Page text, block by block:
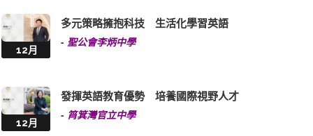
12月
多元策略擁抱科技 生活化學習英語
- 聖公會李炳中學
12月
發揮英語教育優勢 培養國際視野人才
- 筲箕灣官立中學